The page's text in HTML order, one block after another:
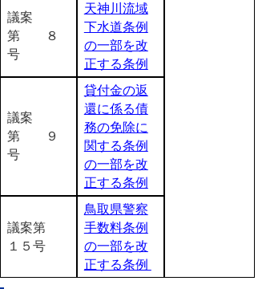
議案
第 ８
号
天神川流域
下水道条例
の一部を改
正する条例
議案
第 ９
号
貸付金の返
還に係る債
務の免除に
関する条例
の一部を改
正する条例
議案第
１５号
鳥取県警察
手数料条例
の一部を改
正する条例